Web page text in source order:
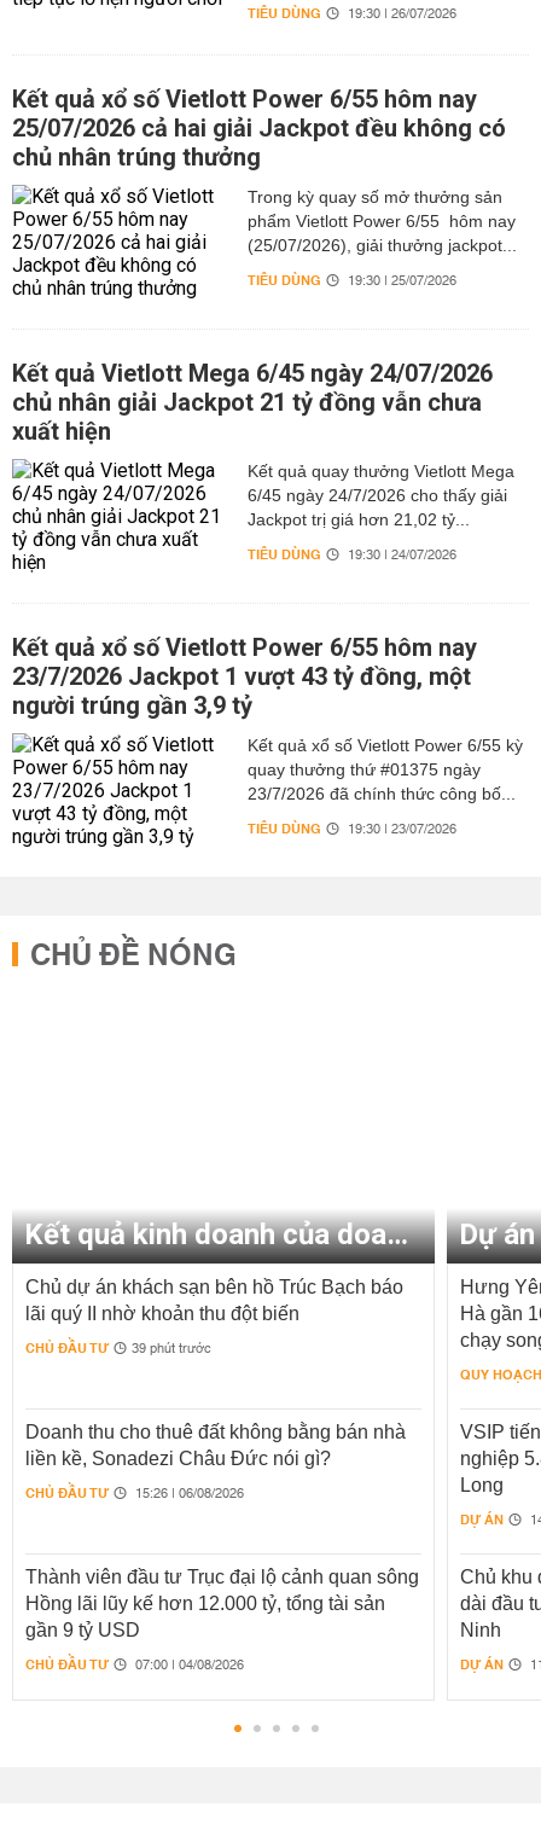
TIÊU DÙNG 19:30 | 26/07/2026
Kết quả xổ số Vietlott Power 6/55 hôm nay
25/07/2026 cả hai giải Jackpot đều không có
chủ nhân trúng thưởng
Trong kỳ quay số mở thưởng sản
phẩm Vietlott Power 6/55 hôm nay
(25/07/2026), giải thưởng jackpot...
TIÊU DÙNG 19:30 | 25/07/2026
Kết quả Vietlott Mega 6/45 ngày 24/07/2026
chủ nhân giải Jackpot 21 tỷ đồng vẫn chưa
xuất hiện
Kết quả quay thưởng Vietlott Mega
6/45 ngày 24/7/2026 cho thấy giải
Jackpot trị giá hơn 21,02 tỷ...
TIÊU DÙNG 19:30 | 24/07/2026
Kết quả xổ số Vietlott Power 6/55 hôm nay
23/7/2026 Jackpot 1 vượt 43 tỷ đồng, một
người trúng gần 3,9 tỷ
Kết quả xổ số Vietlott Power 6/55 kỳ
quay thưởng thứ #01375 ngày
23/7/2026 đã chính thức công bố...
TIÊU DÙNG 19:30 | 23/07/2026
CHỦ ĐỀ NÓNG
Kết quả kinh doanh của doanh nghiệp
Chủ dự án khách sạn bên hồ Trúc Bạch báo
lãi quý II nhờ khoản thu đột biến
CHỦ ĐẦU TƯ 39 phút trước
Doanh thu cho thuê đất không bằng bán nhà
liền kề, Sonadezi Châu Đức nói gì?
CHỦ ĐẦU TƯ 15:26 | 06/08/2026
Thành viên đầu tư Trục đại lộ cảnh quan sông
Hồng lãi lũy kế hơn 12.000 tỷ, tổng tài sản
gần 9 tỷ USD
CHỦ ĐẦU TƯ 07:00 | 04/08/2026
Dự
Hưng
Hà gần
chạy
QUY
VSIP
nghiệp
Long
DỰ ÁN
Chủ khu
dài đầu
Ninh
DỰ ÁN